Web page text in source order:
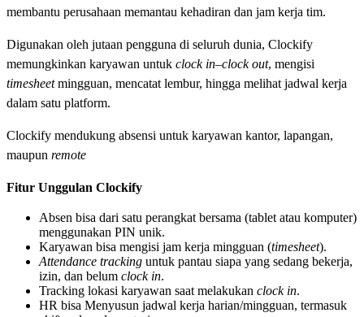
membantu perusahaan memantau kehadiran dan jam kerja tim.
Digunakan oleh jutaan pengguna di seluruh dunia, Clockify
memungkinkan karyawan untuk clock in–clock out, mengisi
timesheetmingguan, mencatat lembur, hingga melihat jadwal kerja
dalam satu platform.
Clockify mendukung absensi untuk karyawan kantor, lapangan,
maupun remote
Fitur Unggulan Clockify
Absen bisa dari satu perangkat bersama (tablet atau komputer)
menggunakan PIN unik.
Karyawan bisa mengisi jam kerja mingguan (timesheet).
Attendance tracking untuk pantau siapa yang sedang bekerja,
izin, dan belum clock in.
Tracking lokasi karyawan saat melakukan clock in.
HR bisa Menyusun jadwal kerja harian/mingguan, termasuk